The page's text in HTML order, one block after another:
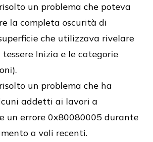
un problema che poteva
la completa oscurità di
che utilizzava rivelare
tessere Inizia e le categorie
un problema che ha
addetti ai lavori a
un errore 0x80080005 durante
a voli recenti.